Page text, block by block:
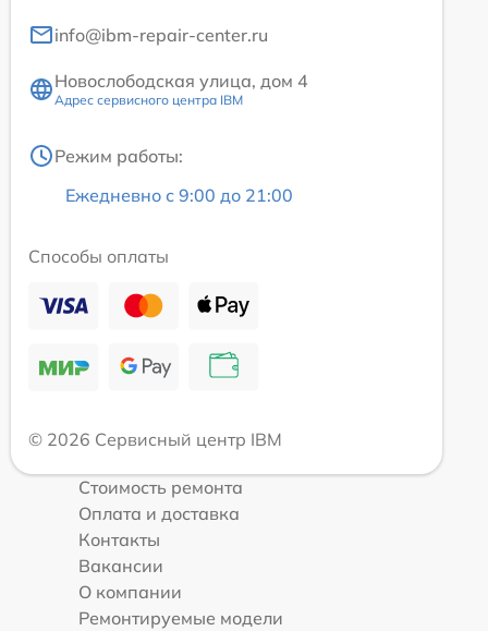
info@ibm-repair-center.ru
Новослободская улица, дом 4
Адрес сервисного центра IBM
Режим работы:
Ежедневно с 9:00 до 21:00
Способы оплаты
© 2026 Сервисный центр IBM
Стоимость ремонта
Оплата и доставка
Контакты
Вакансии
О компании
Ремонтируемые модели